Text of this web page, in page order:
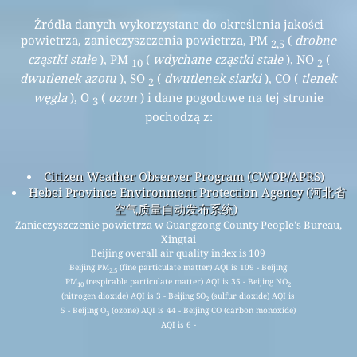
Źródła danych wykorzystane do określenia jakości
powietrza, zanieczyszczenia powietrza, PM 2,5 ( drobne
cząstki stałe), PM 10( wdychane cząstki stałe), NO 2 (
dwutlenek azotu ), SO 2 ( dwutlenek siarki), CO ( tlenek
węgla), O 3 ( ozon ) i dane pogodowe na tej stronie
pochodzą z:
Citizen Weather Observer Program (CWOP/APRS)
Hebei Province Environment Protection Agency (河北省
空气质量自动发布系统)
Zanieczyszczenie powietrza w Guangzong County People's Bureau,
Xingtai
Beijing overall air quality index is 109
Beijing PM2.5 (fine particulate matter) AQI is 109 - Beijing
PM10 (respirable particulate matter) AQI is 35 - Beijing NO2
(nitrogen dioxide) AQI is 3 - Beijing SO2 (sulfur dioxide) AQI is
5 - Beijing O3 (ozone) AQI is 44 - Beijing CO (carbon monoxide)
AQI is 6 -